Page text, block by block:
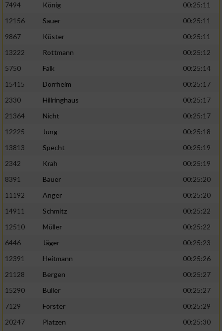
7494
König
00:25:11
12156
Sauer
00:25:11
9867
Küster
00:25:11
13222
Rottmann
00:25:12
5750
Falk
00:25:14
15415
Dörrheim
00:25:17
2330
Hillringhaus
00:25:17
21364
Nicht
00:25:17
12225
Jung
00:25:18
13813
Specht
00:25:19
2342
Krah
00:25:19
8391
Bauer
00:25:20
11192
Anger
00:25:20
14911
Schmitz
00:25:22
12510
Müller
00:25:22
6446
Jäger
00:25:23
12391
Heitmann
00:25:26
21128
Bergen
00:25:27
15290
Buller
00:25:27
7129
Forster
00:25:29
20247
Platzen
00:25:30